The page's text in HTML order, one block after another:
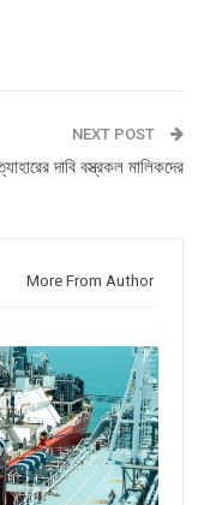
NEXT POST
দাবি বস্ত্রকল মালিকদের
More From Author